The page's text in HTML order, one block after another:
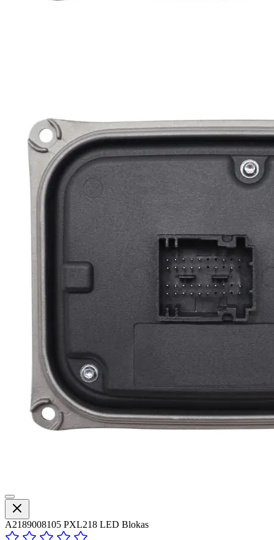
A2189008105 PXL218 LED Blokas